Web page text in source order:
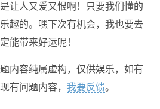
让人又爱又恨啊！只要我们懂的
趣的。嘿下次有机会，我也要去
能带来好运呢！
内容纯属虚构，仅供娱乐，如有
有问题内容， 我要反馈。